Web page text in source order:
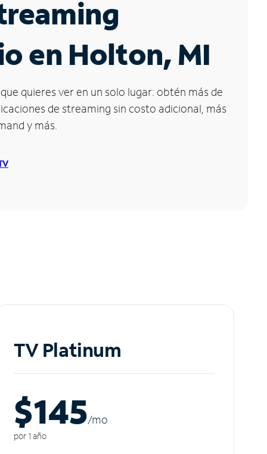
en Holton, MI
quieres ver en un solo lugar: obtén más de
de streaming sin costo adicional, más
y más.
TV Platinum
$145/mo
por 1 año